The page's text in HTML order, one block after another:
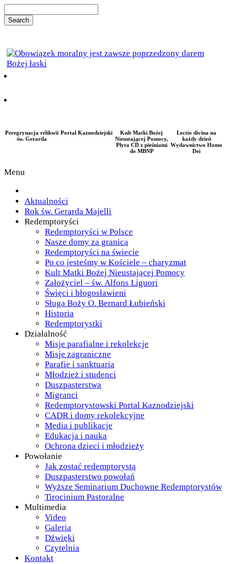
Lectio divina na
każdy dzień
Wydawnictwo Homo
Dei
Kult Matki Bożej
Nieustającej Pomocy,
Płyta CD z pieśniami
do MBNP
Portal Kaznodziejski
Peregrynacja relikwii
św. Gerarda
Menu
Aktualności
Rok św. Gerarda Majelli
Redemptoryści
Redemptoryści w Polsce
Nasze domy za granicą
Redemptoryści na świecie
Po co jesteśmy w Kościele – charyzmat
Kult Matki Bożej Nieustającej Pomocy
Założyciel – św. Alfons Liguori
Święci i błogosławieni
Sługa Boży O. Bernard Łubieński
Historia
Redemptorystki
Działalność
Misje parafialne i rekolekcje
Misje zagraniczne
Parafie i sanktuaria
Młodzież i studenci
Duszpasterstwa
Migranci
Redemptorystowski Portal Kaznodziejski
CADR i domy rekolekcyjne
Media i publikacje
Edukacja i nauka
Ochrona dzieci i młodzieży
Powołanie
Jak zostać redemptorystą
Duszpasterstwo powołań
Wyższe Seminarium Duchowne Redemptorystów
Tirocinium Pastoralne
Multimedia
Video
Galeria
Dźwięki
Czytelnia
Kontakt